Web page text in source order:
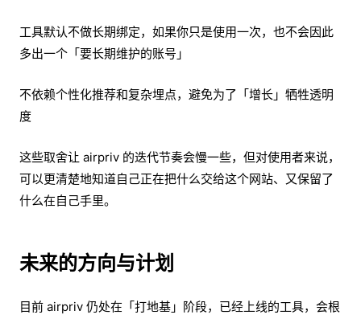
工具默认不做长期绑定，如果你只是使用一次，也不会因此
多出一个「要长期维护的账号」
不依赖个性化推荐和复杂埋点，避免为了「增长」牺牲透明
度
这些取舍让 airpriv 的迭代节奏会慢一些，但对使用者来说，
可以更清楚地知道自己正在把什么交给这个网站、又保留了
什么在自己手里。
未来的方向与计划
目前 airpriv 仍处在「打地基」阶段，已经上线的工具，会根